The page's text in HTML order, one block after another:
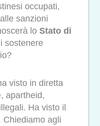
occupati,
sanzioni
lo Stato di
sostenere
visto in diretta
apartheid,
Ha visto il
Chiediamo agli